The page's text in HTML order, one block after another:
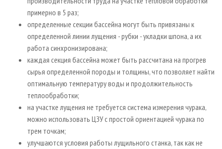
примерно в 5 раз;
определенные секции бассейна могут быть привязаны к
определенной линии лущения - рубки - укладки шпона, а их
работа синхронизирована;
каждая секция бассейна может быть рассчитана на прогрев
сырья определенной породы и толщины, что позволяет найти
оптимальную температуру воды и продолжительность
теплообработки;
на участке лущения не требуется система измерения чурака,
можно использовать ЦЗУ с простой ориентацией чурака по
трем точкам;
улучшаются условия работы лущильного станка, так как не